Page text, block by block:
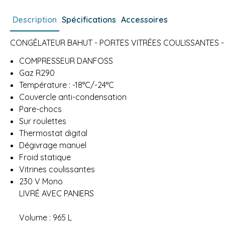
Description Spécifications Accessoires
CONGÉLATEUR BAHUT - PORTES VITRÉES COULISSANTES
COMPRESSEUR DANFOSS
Gaz R290
Température : -18°C/-24°C
Couvercle anti-condensation
Pare-chocs
Sur roulettes
Thermostat digital
Dégivrage manuel
Froid statique
Vitrines coulissantes
230 V Mono
LIVRÉ AVEC PANIERS
Volume : 965 L